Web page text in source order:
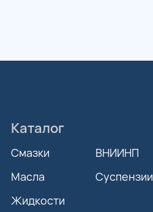
Каталог
Смазки
ВНИИНП
Масла
Суспензии
Жидкости